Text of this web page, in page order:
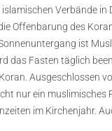
Verbände
Offenbarung des
ist
das Fasten täglich
Ausgeschlossen
nur ein muslimisches
im Kirchenjahr.